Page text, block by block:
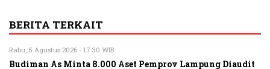
BERITA TERKAIT
Rabu, 5 Agustus 2026 - 17:30 WIB
Budiman As Minta 8.000 Aset Pemprov Lampung Diaudit